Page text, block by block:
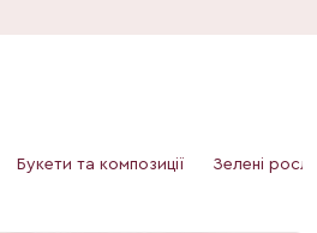
Букети та композиції Зелені